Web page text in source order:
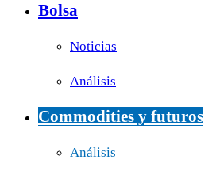
Bolsa
Noticias
Análisis
Commodities y futuros
Análisis